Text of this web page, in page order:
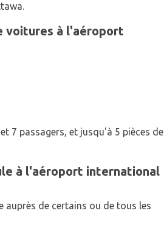
voitures à l'aéroport
7 passagers, et jusqu'à 5 pièces de
à l'aéroport international
auprès de certains ou de tous les